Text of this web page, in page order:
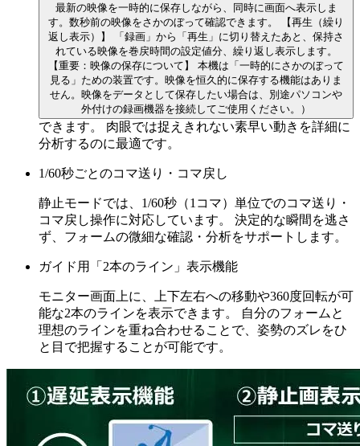
最新の映像を一時的に保存しながら、同時に画面へ表示しま
す。数秒前の映像をさかのぼって確認できます。 【再生（繰り
返し表示）】 「録画」から「再生」に切り替えたあと、保持さ
れている映像を巻戻時間の設定値分、繰り返し表示します。
【重要：映像の保存について】 本機は「一時的にさかのぼって
見る」ための装置です。映像を恒久的に保存する機能はありま
せん。映像をデータとして保存したい場合は、別途パソコンや
外付けの録画機器を接続してご使用ください。）
できます。 肉眼では捉えきれない素早い動きを詳細に
分析するのに最適です。
1/60秒ごとのコマ送り・コマ戻し
静止モードでは、1/60秒（1コマ）単位でのコマ送り・
コマ戻し操作に対応しています。 決定的な瞬間を逃さ
ず、フォームの微細な確認・分析をサポートします。
ガイド用「2本のライン」表示機能
モニター画面上に、上下左右への移動や360度回転が可
能な2本のラインを表示できます。 自分のフォームと
理想のラインを重ね合わせることで、姿勢のズレをひ
と目で把握することが可能です。